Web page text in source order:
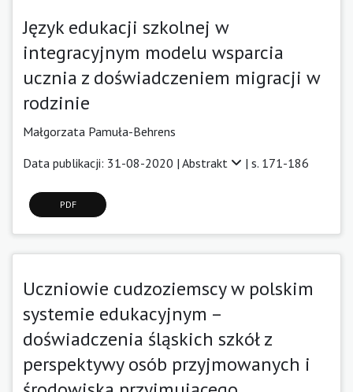
Język edukacji szkolnej w
integracyjnym modelu wsparcia
ucznia z doświadczeniem migracji w
rodzinie
Małgorzata Pamuła-Behrens
Data publikacji: 31-08-2020 | Abstrakt | s. 171-186
PDF
Uczniowie cudzoziemscy w polskim
systemie edukacyjnym –
doświadczenia śląskich szkół z
perspektywy osób przyjmowanych i